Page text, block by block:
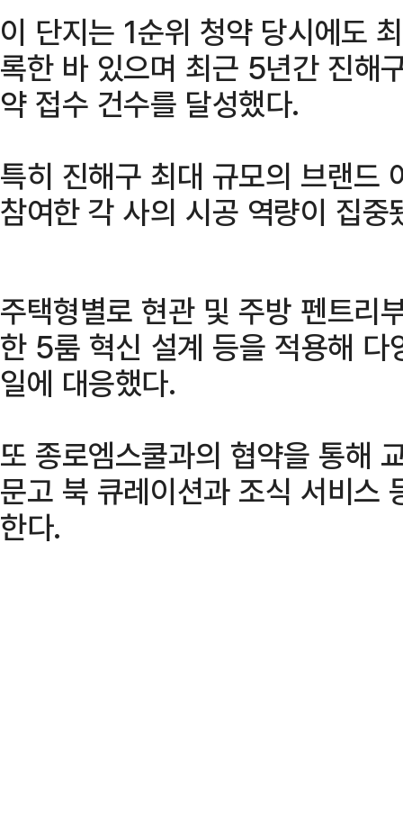
이 단지는 1순위 청약 당시에도
록한 바 있으며 최근 5년간 진해
약 접수 건수를 달성했다.
특히 진해구 최대 규모의 브랜드
참여한 각 사의 시공 역량이 집중
주택형별로 현관 및 주방 펜트리
한 5룸 혁신 설계 등을 적용해 다
일에 대응했다.
또 종로엠스쿨과의 협약을 통해
문고 북 큐레이션과 조식 서비스
한다.